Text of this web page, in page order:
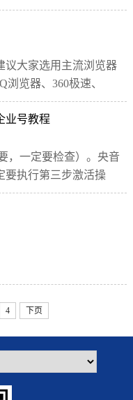
通号（工号/学号）与身
议大家选用主流浏览器
浏览器、360极速、
能出现页面显示问题1、
统一身...
业号教程
，一定要检查）。央音
要执行第三步激活操
，否则将无法有登陆所
微信客...
4 下页